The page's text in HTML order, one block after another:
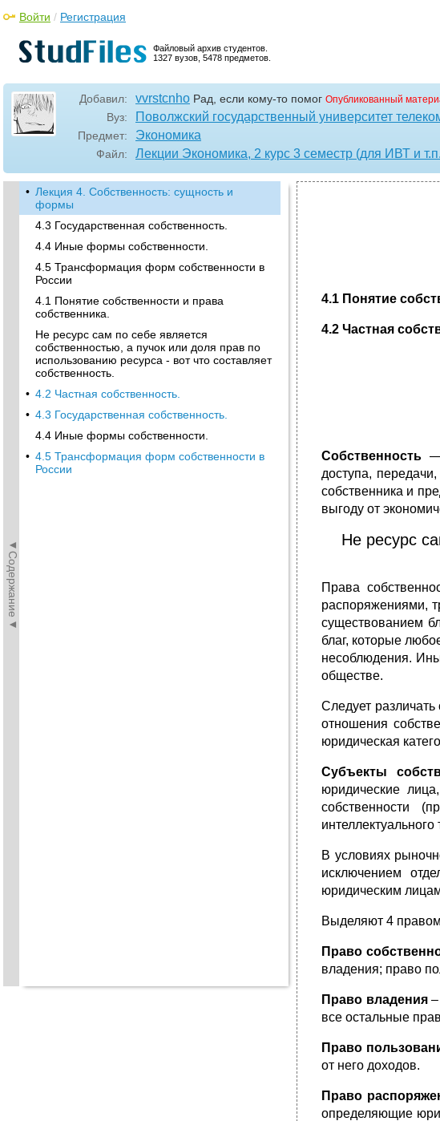
Файловый архив студентов.
1327 вузов, 5478 предметов.
Войти / Регистрация
Добавил: vvrstcnho Рад, если кому-то помог Опубликованный
Вуз: Поволжский государственный университет
Предмет: Экономика
Файл: Лекции Экономика, 2 курс 3 семестр (для ИВТ и
◄Содержание◄
• Лекция 4. Собственность: сущность и
формы
4.3 Государственная собственность.
4.4 Иные формы собственности.
4.5 Трансформация форм собственности в
России
4.1 Понятие собственности и права
собственника.
Не ресурс сам по себе является
собственностью, а пучок или доля прав по
использованию ресурса - вот что составляет
собственность.
• 4.2 Частная собственность.
• 4.3 Государственная собственность.
4.4 Иные формы собственности.
• 4.5 Трансформация форм собственности в
России
4.1 Понятие
4.2 Частная
Собственность —
доступа,
собственника и
выгоду от
Не ресурс
Права
распоряжениями,
существованием
благ, которые
несоблюдения.
обществе.
Следует
отношения
юридическая
Субъекты
юридические
собственности
интеллектуального
В условиях
исключением
юридическим
Выделяют 4
Право
владения; право
Право владения
все остальные
Право
от него доходов.
Право
определяющие